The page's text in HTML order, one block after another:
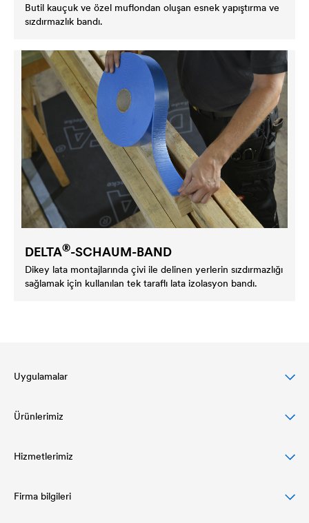
Butil kauçuk ve özel muflondan oluşan esnek yapıştırma ve
sızdırmazlık bandı.
DELTA®-SCHAUM-BAND
Dikey lata montajlarında çivi ile delinen yerlerin sızdırmazlığı
sağlamak için kullanılan tek taraflı lata izolasyon bandı.
Uygulamalar
Eğimli çatılar için DELTA çözümleri
Cephe tasarımları için kapsamlı çözümler
Düz çatılarda koruma ve drenaj
Ürünlerimiz
Çatı örtüleri
Hava ve Buhar Bariyerleri
Hizmetlerimiz
Planlama ve spesifikasyon
Firma bilgileri